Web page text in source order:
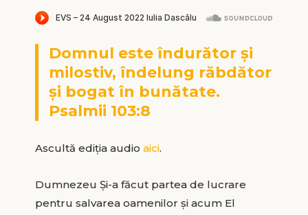
Domnul este îndurător și
milostiv, îndelung răbdător
și bogat în bunătate.
Psalmii 103:8
Ascultă ediția audio aici.
Dumnezeu Și-a făcut partea de lucrare
pentru salvarea oamenilor și acum El